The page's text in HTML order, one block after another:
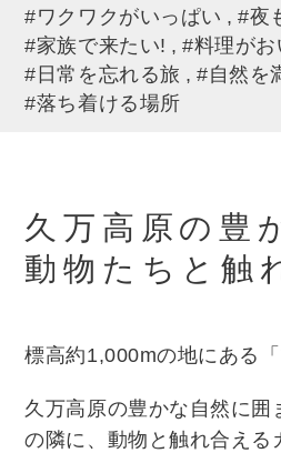
#ワクワクがいっぱい
#夜
#家族で来たい!
#料理がお
#日常を忘れる旅
#自然を
#落ち着ける場所
久万高原の豊
動物たちと触
標高約1,000mの地にある「
久万高原の豊かな自然に囲
の隣に、動物と触れ合える